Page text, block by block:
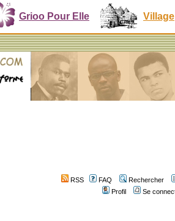
Grioo Pour Elle Village
RSS FAQ
Rechercher
Profil
Se